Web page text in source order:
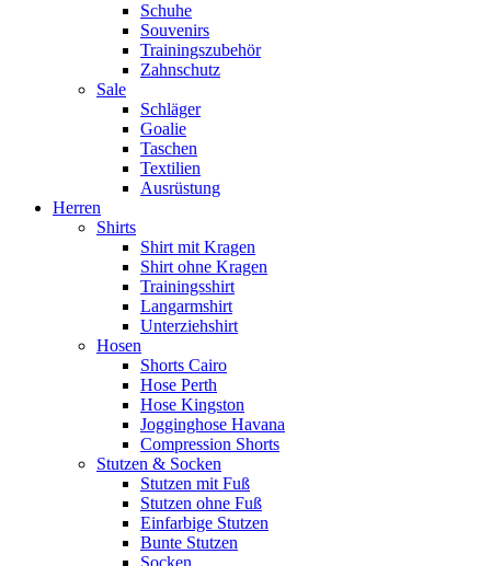
Schuhe
Souvenirs
Trainingszubehör
Zahnschutz
Sale
Schläger
Goalie
Taschen
Textilien
Ausrüstung
Herren
Shirts
Shirt mit Kragen
Shirt ohne Kragen
Trainingsshirt
Langarmshirt
Unterziehshirt
Hosen
Shorts Cairo
Hose Perth
Hose Kingston
Jogginghose Havana
Compression Shorts
Stutzen & Socken
Stutzen mit Fuß
Stutzen ohne Fuß
Einfarbige Stutzen
Bunte Stutzen
Socken